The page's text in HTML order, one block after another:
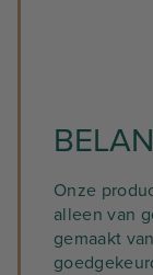
Onze
alleen van
gemaakt